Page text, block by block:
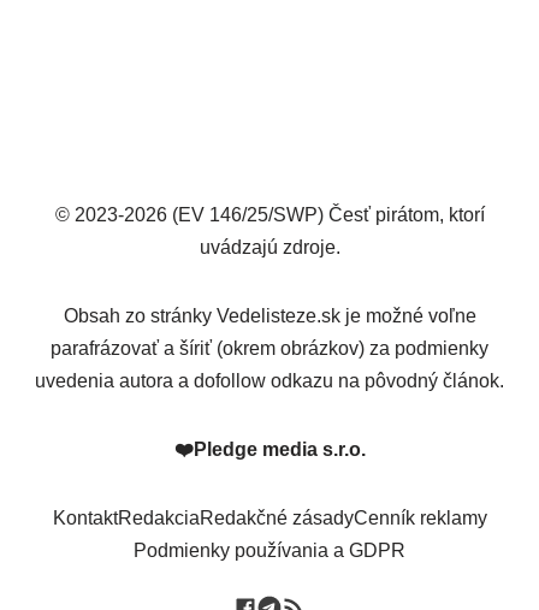
© 2023-2026 (EV 146/25/SWP) Česť pirátom, ktorí
uvádzajú zdroje.
Obsah zo stránky Vedelisteze.sk je možné voľne
parafrázovať a šíriť (okrem obrázkov) za podmienky
uvedenia autora a dofollow odkazu na pôvodný článok.
❤️Pledge media s.r.o.
KontaktRedakciaRedakčné zásadyCenník reklamy
Podmienky používania a GDPR